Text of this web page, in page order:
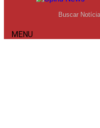
MENU